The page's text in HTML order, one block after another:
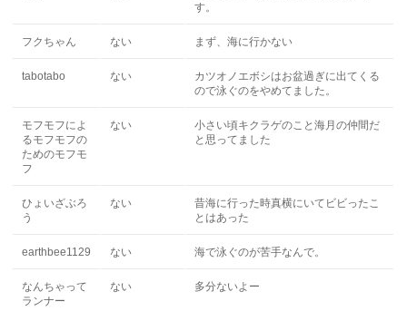
す。
フクちゃん ない まず、海に行かない
tabotabo ない
カツオノエボシはお盆過ぎに出てくる
ので泳ぐのをやめてました。
モフモフによ
るモフモフの
ためのモフモ
フ
ない
小さい頃キクラゲのこと海月の仲間だ
と思ってました
ひょいざぶろ
う
ない
昔海に行った時真横にいてビビったこ
とはあった
earthbee1129 ない 海で泳ぐのが苦手なんで。
なんちゃって
ランナー
ない 多分ないよー